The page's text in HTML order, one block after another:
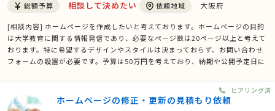
総額予算 相談して決めたい 依頼地域 大阪府
[相談内容] ホームページを作成したいと考えております。ホームページの目的
は大学教育に関する情報発信であり、必要なページ数は20ページ以上と考えて
おります。特に希望するデザインやスタイルは決まっておらず、お問い合わせ
フォームの設置が必要です。予算は50万円を考えており、納期や公開予定日に
ホームページの修正・更新の見積もり依頼
ヒアリング済